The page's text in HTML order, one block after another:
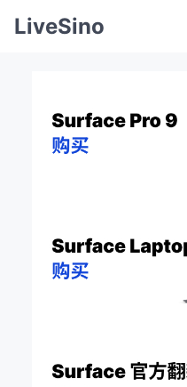
LiveSino